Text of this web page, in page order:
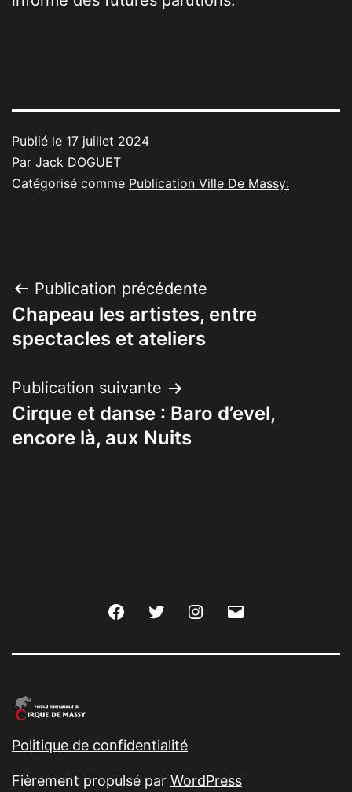
Publié le 17 juillet 2024
Par Jack DOGUET
Catégorisé comme Publication Ville De Massy:
Navigation
de
Publication précédente
Chapeau les artistes, entre
spectacles et ateliers
Publication suivante
Cirque et danse : Baro d’evel,
encore là, aux Nuits
FacebookTwitter Instagram
Politique de confidentialité
Fièrement propulsé par WordPress